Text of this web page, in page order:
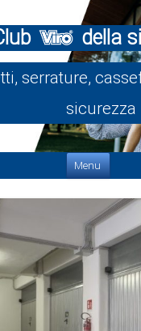
della
serrature,
sicurezza
Menu